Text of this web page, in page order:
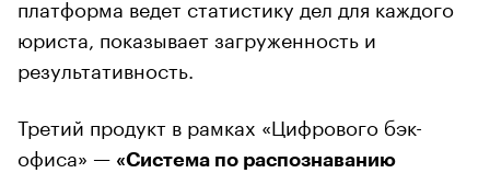
платформа ведет статистику дел для каждого
юриста, показывает загруженность и
результативность.
Третий продукт в рамках «Цифрового бэк-
офиса» — «Система по распознаванию